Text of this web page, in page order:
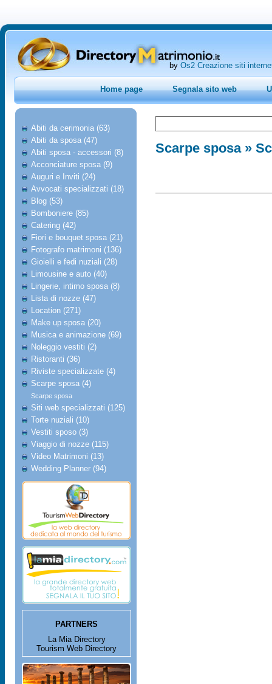
by Os2 Creazione siti
Home page Segnala sito web
Abiti da cerimonia (63)
Abiti da sposa (47)
Abiti sposa - accessori (8)
Acconciature sposa (9)
Auguri e Inviti (24)
Avvocati specializzati (18)
Blog (53)
Bomboniere (85)
Catering (42)
Fiori e bouquet sposa (21)
Fotografo matrimoni (136)
Gioielli e fedi nuziali (28)
Limousine e auto (40)
Lingerie, intimo sposa (8)
Lista di nozze (47)
Location (271)
Make up sposa (20)
Musica e animazione (69)
Noleggio vestiti (2)
Ristoranti (36)
Riviste specializzate (4)
Scarpe sposa (4)
Scarpe sposa
Siti web specializzati (125)
Torte nuziali (10)
Vestiti sposo (3)
Viaggio di nozze (115)
Video Matrimoni (13)
Wedding Planner (94)
PARTNERS
La Mia Directory
Tourism Web Directory
Scarpe sposa»